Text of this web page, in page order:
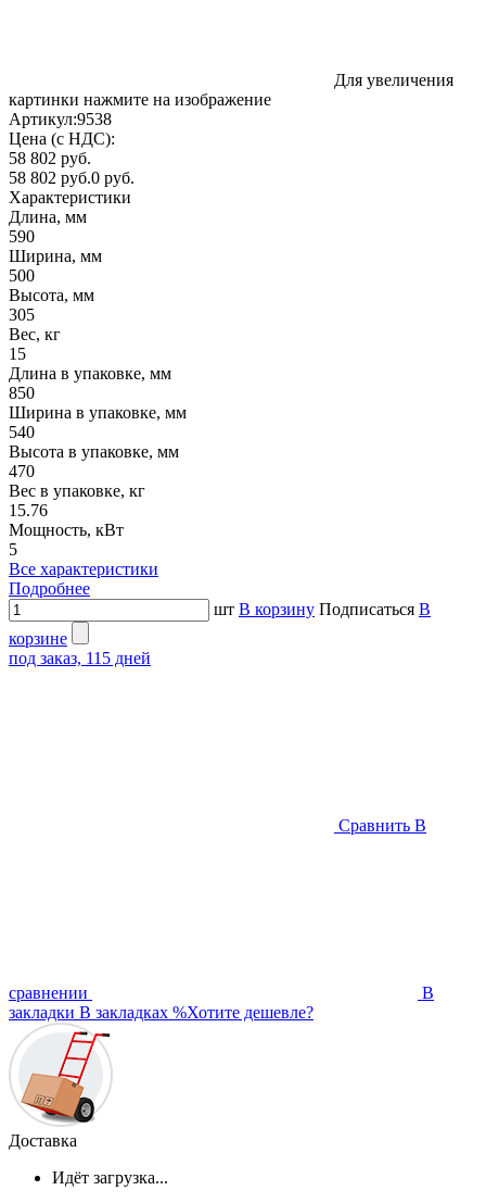
Для увеличения
картинки нажмите на изображение
Артикул:9538
Цена (с НДС):
58 802 руб.
58 802 руб.0 руб.
Характеристики
Длина, мм
590
Ширина, мм
500
Высота, мм
305
Вес, кг
15
Длина в упаковке, мм
850
Ширина в упаковке, мм
540
Высота в упаковке, мм
470
Вес в упаковке, кг
15.76
Мощность, кВт
5
Все характеристики
Подробнее
шт В корзину Подписаться В
корзине
под заказ, 115 дней
Сравнить В
сравнении
В
закладки В закладках %Хотите дешевле?
Доставка
Идёт загрузка...